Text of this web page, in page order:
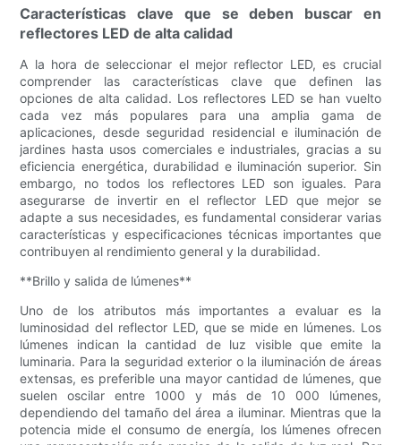
Características clave que se deben buscar en
reflectores LED de alta calidad
A la hora de seleccionar el mejor reflector LED, es crucial
comprender las características clave que definen las
opciones de alta calidad. Los reflectores LED se han vuelto
cada vez más populares para una amplia gama de
aplicaciones, desde seguridad residencial e iluminación de
jardines hasta usos comerciales e industriales, gracias a su
eficiencia energética, durabilidad e iluminación superior. Sin
embargo, no todos los reflectores LED son iguales. Para
asegurarse de invertir en el reflector LED que mejor se
adapte a sus necesidades, es fundamental considerar varias
características y especificaciones técnicas importantes que
contribuyen al rendimiento general y la durabilidad.
**Brillo y salida de lúmenes**
Uno de los atributos más importantes a evaluar es la
luminosidad del reflector LED, que se mide en lúmenes. Los
lúmenes indican la cantidad de luz visible que emite la
luminaria. Para la seguridad exterior o la iluminación de áreas
extensas, es preferible una mayor cantidad de lúmenes, que
suelen oscilar entre 1000 y más de 10 000 lúmenes,
dependiendo del tamaño del área a iluminar. Mientras que la
potencia mide el consumo de energía, los lúmenes ofrecen